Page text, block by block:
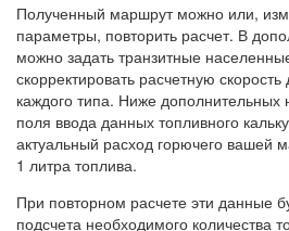
Полученный маршрут можно или,
параметры, повторить расчет. В
можно задать транзитные
скорректировать расчетную
каждого типа. Ниже дополнительных
поля ввода данных топливного
актуальный расход горючего
1 литра топлива.
При повторном расчете эти данные
подсчета необходимого количества